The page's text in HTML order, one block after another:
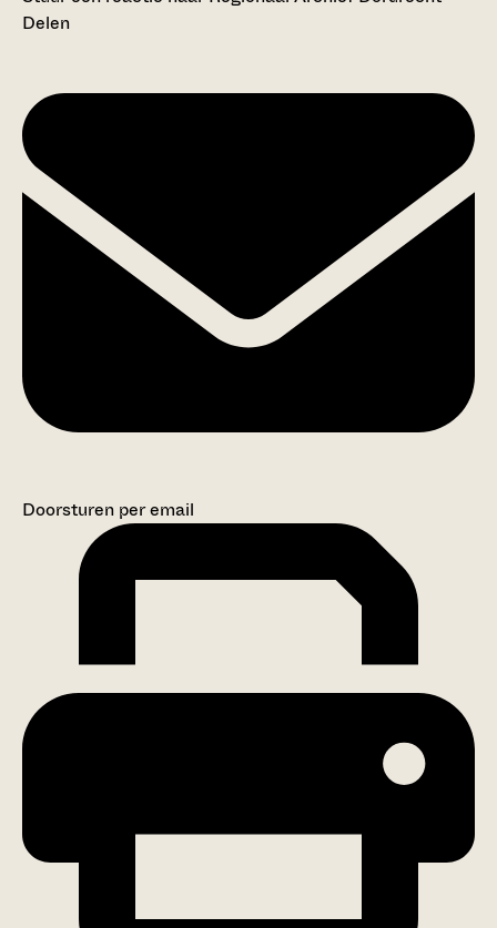
Delen
Doorsturen per email